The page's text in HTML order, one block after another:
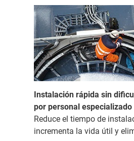
Instalación rápida sin
por personal especializado
Reduce el tiempo de
incrementa la vida útil y